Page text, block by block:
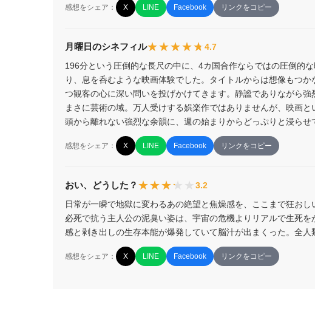
感想をシェア： X LINE Facebook リンクをコピー
月曜日のシネフィル★★★★★
★★★★★ 4.7
196分という圧倒的な長尺の中に、4カ国合作ならではの圧倒的
り、息を呑むような映画体験でした。タイトルからは想像もつ
つ観客の心に深い問いを投げかけてきます。静謐でありながら
まさに芸術の域。万人受けする娯楽作ではありませんが、映画
頭から離れない強烈な余韻に、週の始まりからどっぷりと浸らせ
感想をシェア： X LINE Facebook リンクをコピー
おい、どうした？ ★★★★★
★★★★★ 3.2
日常が一瞬で地獄に変わるあの絶望と焦燥感を、ここまで狂お
必死で抗う主人公の泥臭い姿は、宇宙の危機よりリアルで生死
感と剥き出しの生存本能が爆発していて脳汁が出まくった。全人
感想をシェア： X LINE Facebook リンクをコピー